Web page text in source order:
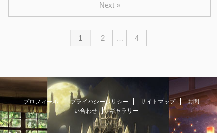
1 2 … 4
Next »
プロフィール プライバシーポリシー サイトマップ
お問
い合わせ
ギャラリー